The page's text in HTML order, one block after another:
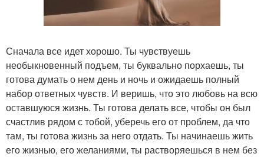
Сначала все идет хорошо. Ты чувствуешь
необыкновенный подъем, ты буквально порхаешь, ты
готова думать о нем день и ночь и ожидаешь полный
набор ответных чувств. И веришь, что это любовь на всю
оставшуюся жизнь. Ты готова делать все, чтобы он был
счастлив рядом с тобой, уберечь его от проблем, да что
там, ты готова жизнь за него отдать. Ты начинаешь жить
его жизнью, его желаниями, ты растворяешься в нем без